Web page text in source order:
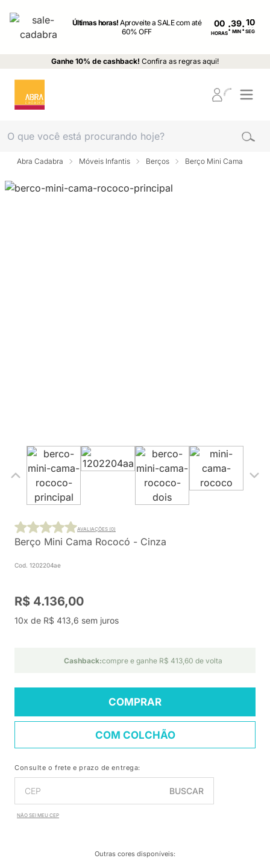
Últimas horas!Aproveite a SALE com até
60% OFF
00
HORAS: MIN : SEG
Ganhe 10% de cashback! Confira as regras aqui!
Abra Cadabra Móveis Infantis Berços Berço Mini Cama
Berço Mini Cama Rococó - Cinza
Cod. 1202204ae
AVALIAÇÕES (0)
R$ 4.136,00
10x de R$ 413,6 sem juros
Cashback:compre e ganhe R$ 413,60 de volta
COMPRAR
COM COLCHÃO
Consulte o frete e prazo de entrega:
BUSCAR
NÃO SEI MEU CEP
Outras cores disponíveis: